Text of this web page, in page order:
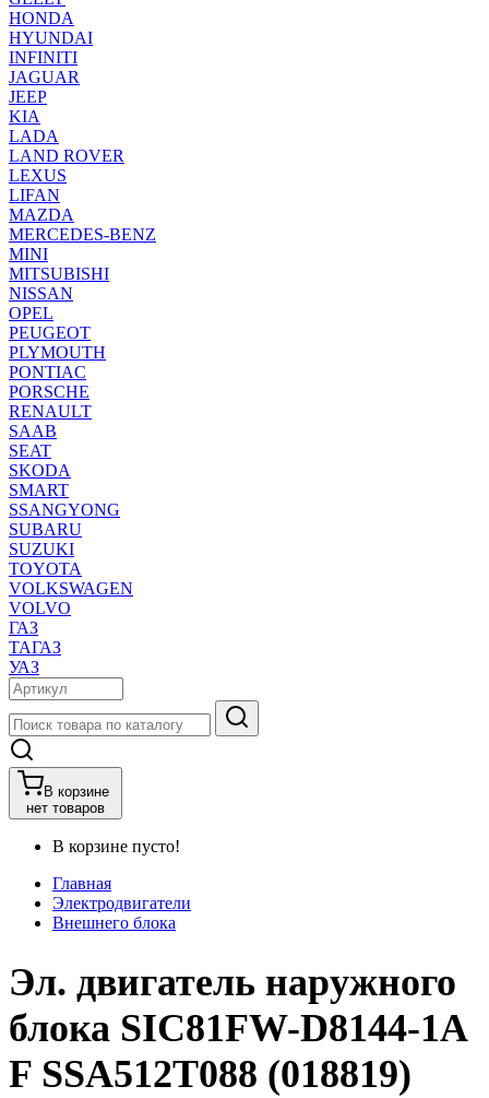
HONDA
HYUNDAI
INFINITI
JAGUAR
JEEP
KIA
LADA
LAND ROVER
LEXUS
LIFAN
MAZDA
MERCEDES-BENZ
MINI
MITSUBISHI
NISSAN
OPEL
PEUGEOT
PLYMOUTH
PONTIAC
PORSCHE
RENAULT
SAAB
SEAT
SKODA
SMART
SSANGYONG
SUBARU
SUZUKI
TOYOTA
VOLKSWAGEN
VOLVO
ГАЗ
ТАГАЗ
УАЗ
В корзине
нет товаров
В корзине пусто!
Главная
Электродвигатели
Внешнего блока
Эл. двигатель наружного
блока SIC81FW-D8144-1A
F SSA512T088 (018819)